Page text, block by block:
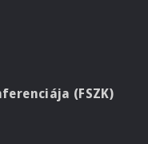
(FSZK)